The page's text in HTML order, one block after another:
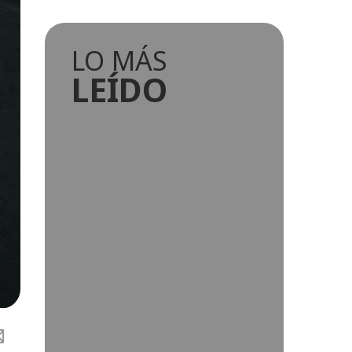
LO MÁS
LEÍDO